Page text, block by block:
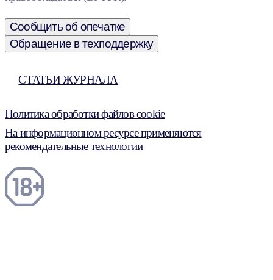
Сообщить об опечатке
Обращение в техподдержку
СТАТЬИ ЖУРНАЛА
Политика обработки файлов cookie
На информационном ресурсе применяются
рекомендательные технологии